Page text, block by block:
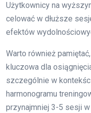
Użytkownicy na
celować w dłuższe
efektów
Warto również
kluczowa dla
szczególnie w
harmonogramu
przynajmniej 3-5 sesji